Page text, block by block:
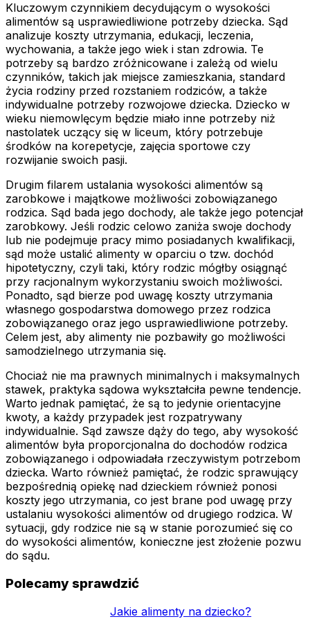
Kluczowym czynnikiem decydującym o wysokości
alimentów są usprawiedliwione potrzeby dziecka. Sąd
analizuje koszty utrzymania, edukacji, leczenia,
wychowania, a także jego wiek i stan zdrowia. Te
potrzeby są bardzo zróżnicowane i zależą od wielu
czynników, takich jak miejsce zamieszkania, standard
życia rodziny przed rozstaniem rodziców, a także
indywidualne potrzeby rozwojowe dziecka. Dziecko w
wieku niemowlęcym będzie miało inne potrzeby niż
nastolatek uczący się w liceum, który potrzebuje
środków na korepetycje, zajęcia sportowe czy
rozwijanie swoich pasji.
Drugim filarem ustalania wysokości alimentów są
zarobkowe i majątkowe możliwości zobowiązanego
rodzica. Sąd bada jego dochody, ale także jego potencjał
zarobkowy. Jeśli rodzic celowo zaniża swoje dochody
lub nie podejmuje pracy mimo posiadanych kwalifikacji,
sąd może ustalić alimenty w oparciu o tzw. dochód
hipotetyczny, czyli taki, który rodzic mógłby osiągnąć
przy racjonalnym wykorzystaniu swoich możliwości.
Ponadto, sąd bierze pod uwagę koszty utrzymania
własnego gospodarstwa domowego przez rodzica
zobowiązanego oraz jego usprawiedliwione potrzeby.
Celem jest, aby alimenty nie pozbawiły go możliwości
samodzielnego utrzymania się.
Chociaż nie ma prawnych minimalnych i maksymalnych
stawek, praktyka sądowa wykształciła pewne tendencje.
Warto jednak pamiętać, że są to jedynie orientacyjne
kwoty, a każdy przypadek jest rozpatrywany
indywidualnie. Sąd zawsze dąży do tego, aby wysokość
alimentów była proporcjonalna do dochodów rodzica
zobowiązanego i odpowiadała rzeczywistym potrzebom
dziecka. Warto również pamiętać, że rodzic sprawujący
bezpośrednią opiekę nad dzieckiem również ponosi
koszty jego utrzymania, co jest brane pod uwagę przy
ustalaniu wysokości alimentów od drugiego rodzica. W
sytuacji, gdy rodzice nie są w stanie porozumieć się co
do wysokości alimentów, konieczne jest złożenie pozwu
do sądu.
Polecamy sprawdzić
Jakie alimenty na dziecko?